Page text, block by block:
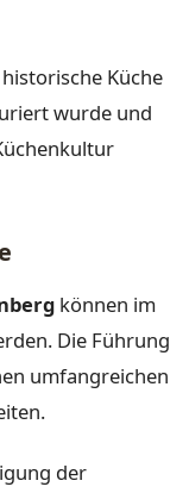
Küche
wurde und
können im
Die Führung
umfangreichen
der